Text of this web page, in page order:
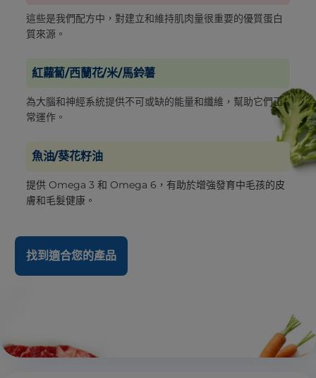
這些是我們配方中，對建立和維持肌肉量很重要的優質蛋白
質來源。
紅蘿蔔/西蘭花/米/馬鈴薯
為大腦和神經系統提供不可或缺的能量和纖維，幫助它們正
常運作。
魚油/葵花籽油
提供 Omega 3 和 Omega 6，有助於增強發育中毛孩的皮
膚和毛髮健康。
找到適合您的產品